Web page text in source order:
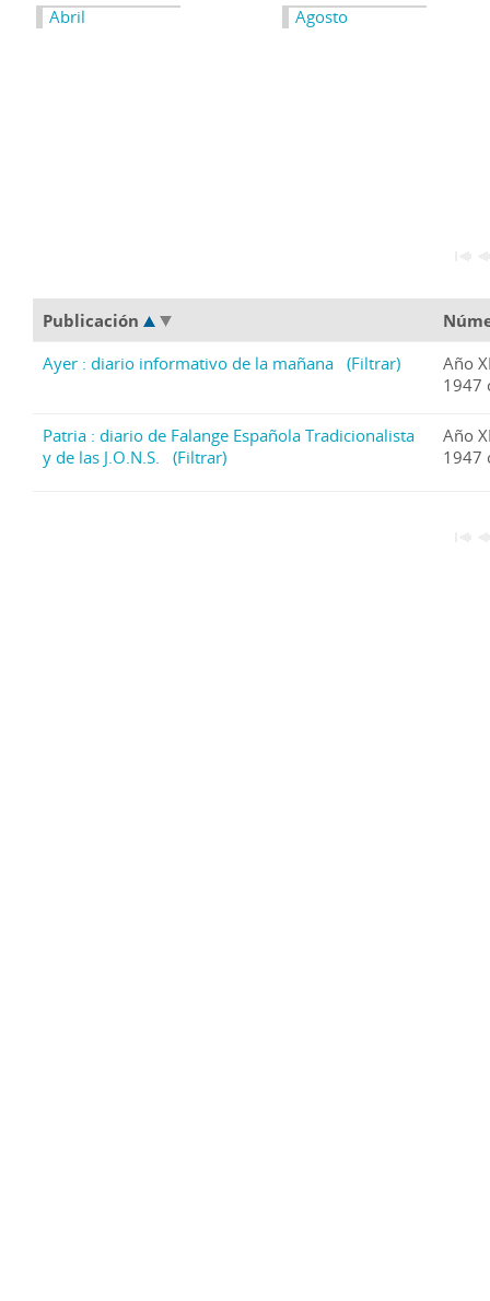
Abril
Agosto
Publicación
Ayer : diario informativo de la mañana (Filtrar)
Año
1947
Patria : diario de Falange Española Tradicionalista
y de las J.O.N.S.
(Filtrar)
Año
1947